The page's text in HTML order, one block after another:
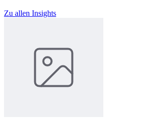
Zu allen Insights